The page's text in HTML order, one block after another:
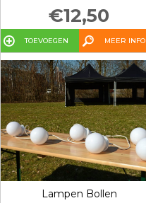
€12,50
TOEVOEGEN MEER INFO
Lampen Bollen